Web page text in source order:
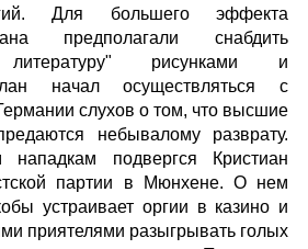
Для большего эффекта
предполагали снабдить
литературу" рисунками и
начал осуществляться с
слухов о том, что высшие
небывалому разврату.
подвергся Кристиан
партии в Мюнхене. О нем
устраивает оргии в казино и
приятелями разыгрывать голых